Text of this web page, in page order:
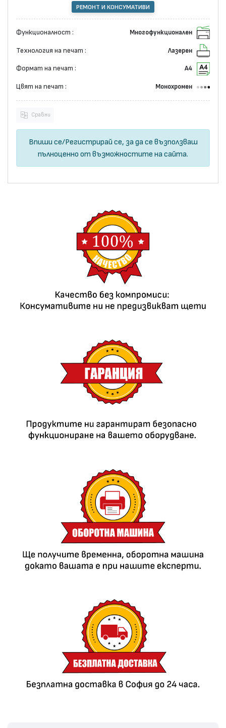
РЕМОНТ И КОНСУМАТИВИ
Функционалност : Многофункционален
Технология на печат : Лазерен
Формат на печат : А4
Цвят на печат : Монохромен
Сравни
Впиши се/Регистрирай се, за да се възползваш
пълноценно от възможностите на сайта.